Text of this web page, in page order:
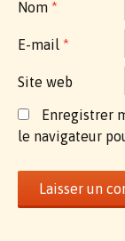
Nom *
E-mail *
Site web
Enregistrer
le navigateur